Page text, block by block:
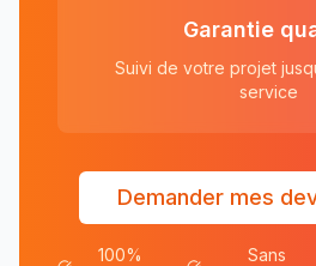
Garantie
Suivi de votre projet
service
Demander mes
100%
Sans